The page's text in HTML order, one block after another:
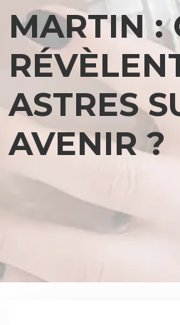
MARTIN :
ASTRES
AVENIR ?